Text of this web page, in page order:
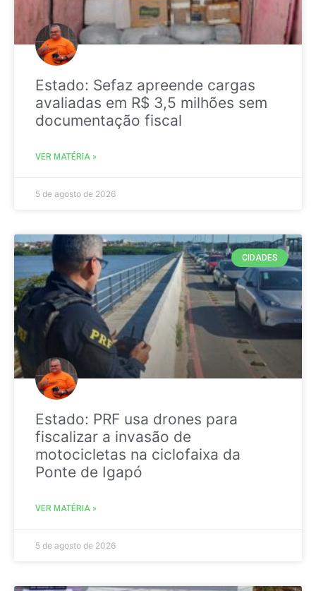
Estado: Sefaz apreende cargas
avaliadas em R$ 3,5 milhões sem
documentação fiscal
VER MATÉRIA »
5 de agosto de 2026
CIDADES
Estado: PRF usa drones para
fiscalizar a invasão de
motocicletas na ciclofaixa da
Ponte de Igapó
VER MATÉRIA »
5 de agosto de 2026